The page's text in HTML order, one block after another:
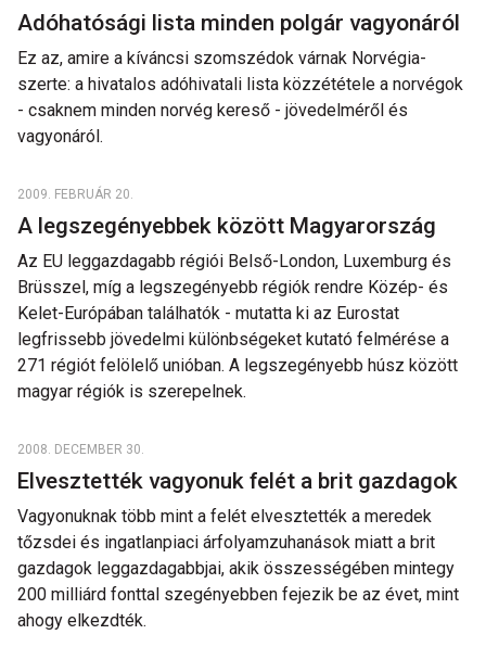
Adóhatósági lista minden polgár vagyonáról
Ez az, amire a kíváncsi szomszédok várnak Norvégia-
szerte: a hivatalos adóhivatali lista közzététele a norvégok
- csaknem minden norvég kereső - jövedelméről és
vagyonáról.
2009. FEBRUÁR 20.
A legszegényebbek között Magyarország
Az EU leggazdagabb régiói Belső-London, Luxemburg és
Brüsszel, míg a legszegényebb régiók rendre Közép- és
Kelet-Európában találhatók - mutatta ki az Eurostat
legfrissebb jövedelmi különbségeket kutató felmérése a
271 régiót felölelő unióban. A legszegényebb húsz között
magyar régiók is szerepelnek.
2008. DECEMBER 30.
Elvesztették vagyonuk felét a brit gazdagok
Vagyonuknak több mint a felét elvesztették a meredek
tőzsdei és ingatlanpiaci árfolyamzuhanások miatt a brit
gazdagok leggazdagabbjai, akik összességében mintegy
200 milliárd fonttal szegényebben fejezik be az évet, mint
ahogy elkezdték.